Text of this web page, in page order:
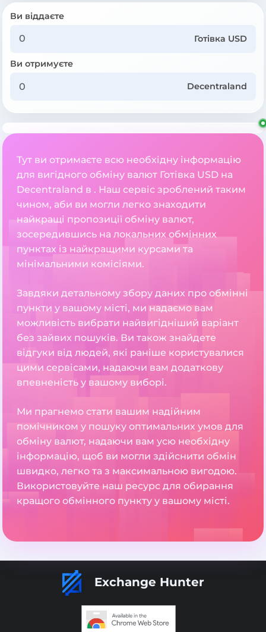
Ви віддаєте
Готівка USD
Ви отримуєте
Decentraland
Тут ви отримаєте всю необхідну інформацію
для вигідного обміну валют Готівка USD на
Decentraland в . Наш сервіс зроблений таким
чином, аби ви могли легко знаходити
найкращі пропозиції обміну валют,
зосередившись на локальних обмінних
пунктах із найкращими курсами та
мінімальними комісіями.
Завдяки детальному збору даних про обмінні
пункти у вашому місті, ми надаємо вам
можливість вибрати найвигідніший варіант
без зайвих пошуків. Ви також знайдете
відгуки від людей, які раніше користувалися
цими сервісами, надаючи вам додаткову
впевненість у вашому виборі.
Ми прагнемо стати вашим надійним
помічником у пошуку оптимальних умов для
обміну валют, надаючи вам усю необхідну
інформацію, щоб ви могли здійснити обмін
швидко, легко та з максимальною вигодою.
Використовуйте наш ресурс для обирання
кращого обмінного пункту у вашому місті.
Exchange Hunter